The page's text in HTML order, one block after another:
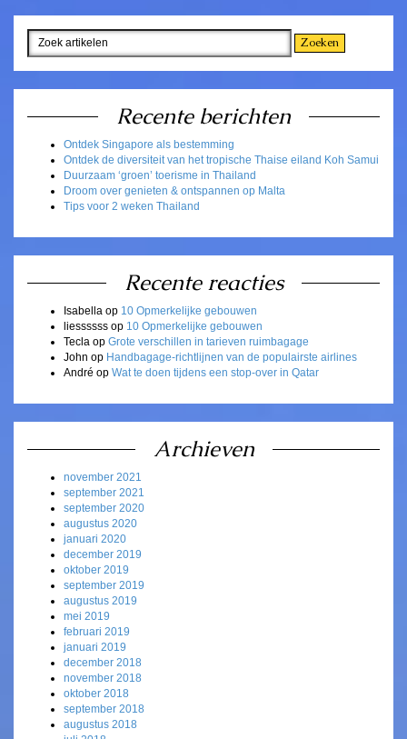
Recente berichten
Ontdek Singapore als bestemming
Ontdek de diversiteit van het tropische Thaise eiland Koh Samui
Duurzaam ‘groen’ toerisme in Thailand
Droom over genieten & ontspannen op Malta
Tips voor 2 weken Thailand
Recente reacties
Isabella op 10 Opmerkelijke gebouwen
liessssss op 10 Opmerkelijke gebouwen
Tecla op Grote verschillen in tarieven ruimbagage
John op Handbagage-richtlijnen van de populairste airlines
André op Wat te doen tijdens een stop-over in Qatar
Archieven
november 2021
september 2021
september 2020
augustus 2020
januari 2020
december 2019
oktober 2019
september 2019
augustus 2019
mei 2019
februari 2019
januari 2019
december 2018
november 2018
oktober 2018
september 2018
augustus 2018